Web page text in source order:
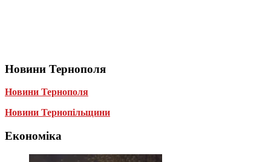
Новини Тернополя
Новини Тернополя
Новини Тернопільщини
Економіка